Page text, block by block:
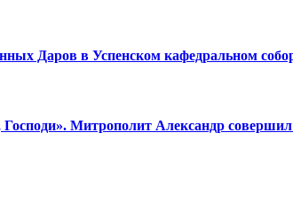
Даров в Успенском кафедральном
Господи». Митрополит Александр